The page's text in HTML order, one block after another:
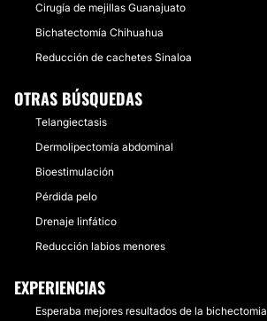
Cirugía de mejillas Guanajuato
Bichatectomía Chihuahua
Reducción de cachetes Sinaloa
OTRAS BÚSQUEDAS
Telangiectasis
Dermolipectomía abdominal
Bioestimulación
Pérdida pelo
Drenaje linfático
Reducción labios menores
EXPERIENCIAS
Esperaba mejores resultados de la bichectomia